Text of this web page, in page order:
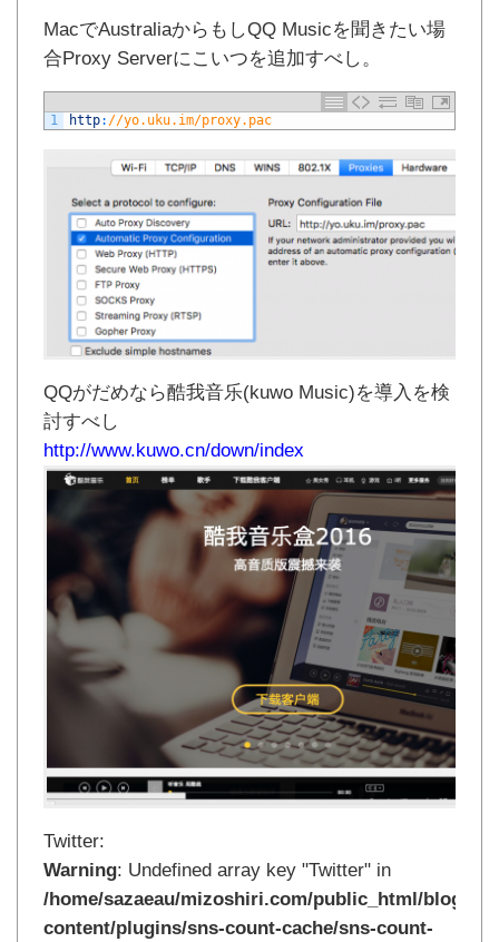
MacでAustraliaからもしQQ Musicを聞きたい場
合Proxy Serverにこいつを追加すべし。
1 http: //yo.uku.im/proxy.pac
QQがだめなら酷我音乐(kuwo Music)を導入を検
討すべし
http://www.kuwo.cn/down/index
Twitter:
Warning: Undefined array key "Twitter" in
/home/sazaeau/mizoshiri.com/public_html/
content/plugins/sns-count-cache/sns-count-